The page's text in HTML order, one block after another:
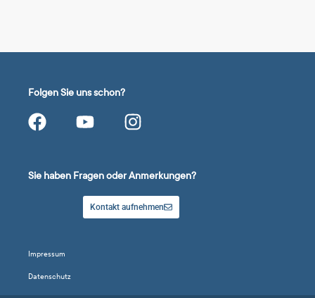
Folgen Sie uns schon?
Sie haben Fragen oder Anmerkungen?
Kontakt aufnehmen
Impressum
Datenschutz